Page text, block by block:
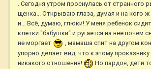
. Сегодня утром проснулась от странного
щенка... Открываю глаза, думая и на кого ж
и... Всё, думаю, глюки! У меня ребенок
клетки "бабушки" и ругается на нее почем
не моргает
, мамаша спит на другом
упорно делает вид, что к этому
никакого отношения!
Но пардон, дети